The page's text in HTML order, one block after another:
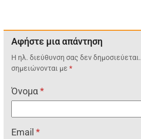
Αφήστε μια απάντηση
Η ηλ. διεύθυνση σας δεν δημοσιεύεται.
σημειώνονται με*
Όνομα*
Email*